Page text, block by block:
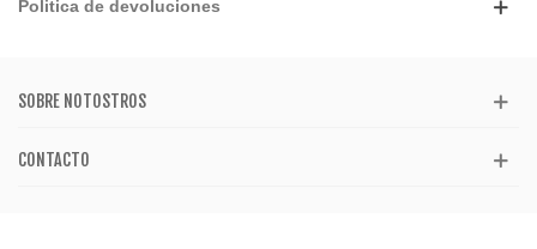
Politica de devoluciones
SOBRE NOTOSTROS
CONTACTO